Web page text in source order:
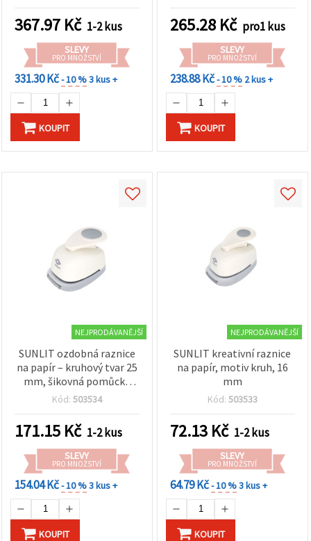
vše
Nastavení
367.97 Kč 1-2 kus
SLEVY
PRO MNOŽSTVÍ
331.30 Kč- 10 %3 kus +
KOUPIT
265.28 Kč pro1 kus
SLEVY
PRO MNOŽSTVÍ
238.88 Kč- 10 % 2 kus +
KOUPIT
NEJPRODÁVANĚJŠÍ
SUNLIT ozdobná raznice
na papír – kruhový tvar 25
mm, šikovná pomůcka
pro kreativní papírové
Kód: 503534
171.15 Kč 1-2 kus
SLEVY
PRO MNOŽSTVÍ
154.04 Kč- 10 %3 kus +
KOUPIT
NEJPRODÁVANĚJŠÍ
SUNLIT kreativní raznice
na papír, motiv kruh, 16
mm
Kód: 503533
72.13 Kč 1-2 kus
SLEVY
PRO MNOŽSTVÍ
64.79 Kč- 10 %3 kus +
KOUPIT